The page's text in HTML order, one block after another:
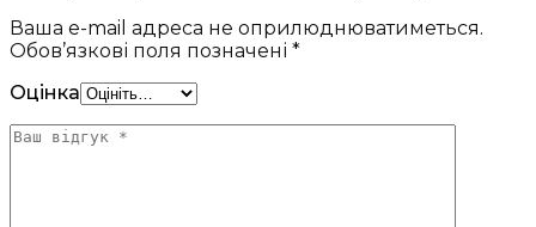
Ваша e-mail адреса не оприлюднюватиметься.
Обов’язкові поля позначені *
Оцінка